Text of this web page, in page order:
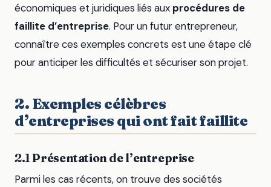
économiques et juridiques liés aux procédures de
faillite d’entreprise. Pour un futur entrepreneur,
connaître ces exemples concrets est une étape clé
pour anticiper les difficultés et sécuriser son projet.
2. Exemples célèbres
d’entreprises qui ont fait faillite
2.1 Présentation de l’entreprise
Parmi les cas récents, on trouve des sociétés